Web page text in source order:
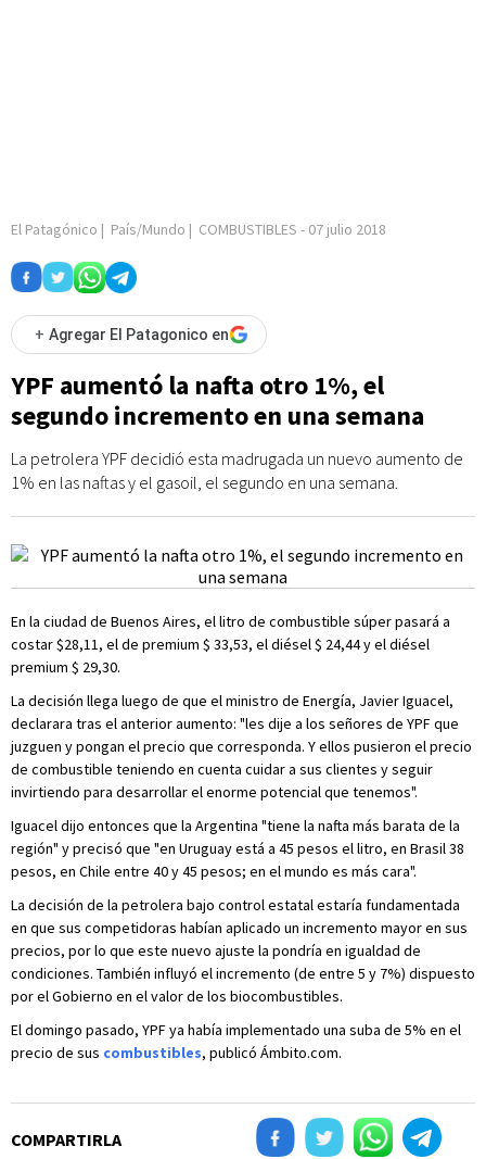
El Patagónico | País/Mundo | COMBUSTIBLES - 07 julio 2018
+ Agregar El Patagonico en
YPF aumentó la nafta otro 1%, el
segundo incremento en una semana
La petrolera YPF decidió esta madrugada un nuevo aumento de
1% en las naftas y el gasoil, el segundo en una semana.
En la ciudad de Buenos Aires, el litro de combustible súper pasará a
costar $28,11, el de premium $ 33,53, el diésel $ 24,44 y el diésel
premium $ 29,30.
La decisión llega luego de que el ministro de Energía, Javier Iguacel,
declarara tras el anterior aumento: "les dije a los señores de YPF que
juzguen y pongan el precio que corresponda. Y ellos pusieron el precio
de combustible teniendo en cuenta cuidar a sus clientes y seguir
invirtiendo para desarrollar el enorme potencial que tenemos".
Iguacel dijo entonces que la Argentina "tiene la nafta más barata de la
región" y precisó que "en Uruguay está a 45 pesos el litro, en Brasil 38
pesos, en Chile entre 40 y 45 pesos; en el mundo es más cara".
La decisión de la petrolera bajo control estatal estaría fundamentada
en que sus competidoras habían aplicado un incremento mayor en sus
precios, por lo que este nuevo ajuste la pondría en igualdad de
condiciones. También influyó el incremento (de entre 5 y 7%) dispuesto
por el Gobierno en el valor de los biocombustibles.
El domingo pasado, YPF ya había implementado una suba de 5% en el
precio de sus combustibles, publicó Ámbito.com.
COMPARTIRLA